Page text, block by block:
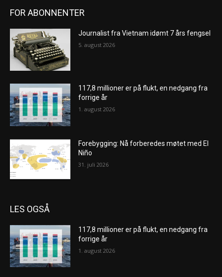
FOR ABONNENTER
Journalist fra Vietnam idømt 7 års fengsel
5. august 2026
117,8 millioner er på flukt, en nedgang fra
forrige år
1. august 2026
Forebygging: Nå forberedes møtet med El
Niño
31. juli 2026
LES OGSÅ
117,8 millioner er på flukt, en nedgang fra
forrige år
1. august 2026